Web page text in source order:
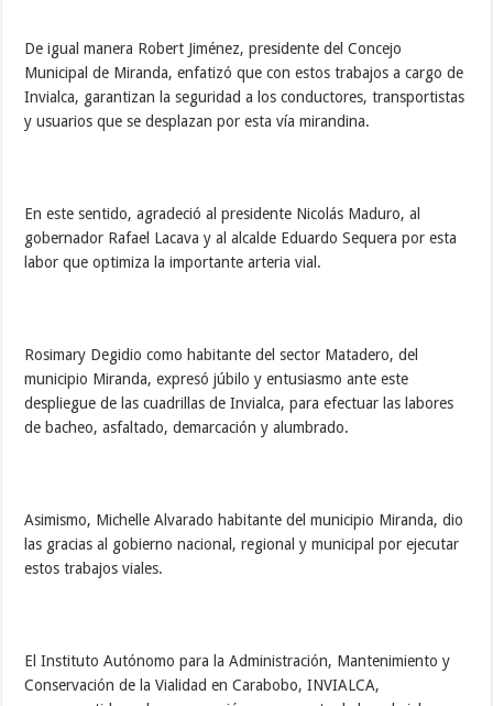
De igual manera Robert Jiménez, presidente del Concejo
Municipal de Miranda, enfatizó que con estos trabajos a cargo de
Invialca, garantizan la seguridad a los conductores, transportistas
y usuarios que se desplazan por esta vía mirandina.
En este sentido, agradeció al presidente Nicolás Maduro, al
gobernador Rafael Lacava y al alcalde Eduardo Sequera por esta
labor que optimiza la importante arteria vial.
Rosimary Degidio como habitante del sector Matadero, del
municipio Miranda, expresó júbilo y entusiasmo ante este
despliegue de las cuadrillas de Invialca, para efectuar las labores
de bacheo, asfaltado, demarcación y alumbrado.
Asimismo, Michelle Alvarado habitante del municipio Miranda, dio
las gracias al gobierno nacional, regional y municipal por ejecutar
estos trabajos viales.
El Instituto Autónomo para la Administración, Mantenimiento y
Conservación de la Vialidad en Carabobo, INVIALCA,